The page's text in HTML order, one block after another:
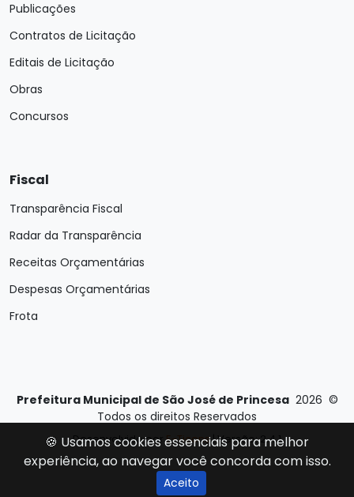
Publicações
Contratos de Licitação
Editais de Licitação
Obras
Concursos
Fiscal
Transparência Fiscal
Radar da Transparência
Receitas Orçamentárias
Despesas Orçamentárias
Frota
Prefeitura Municipal de São José de Princesa 2026 ©
Todos os direitos Reservados
Desenvolvido porE-Ticons| Versão: 2.4.1
🍪 Usamos cookies essenciais para melhor
experiência, ao navegar você concorda com isso.
Aceito